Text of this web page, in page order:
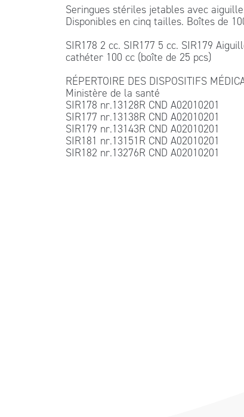
Seringues stériles jetables avec
Disponibles en cinq tailles. Boîtes de
SIR178 2 cc. SIR177 5 cc. SIR179
cathéter 100 cc (boîte de 25 pcs)
RÉPERTOIRE DES DISPOSITIFS
Ministère de la santé
SIR178 nr.13128R CND A02010201
SIR177 nr.13138R CND A02010201
SIR179 nr.13143R CND A02010201
SIR181 nr.13151R CND A02010201
SIR182 nr.13276R CND A02010201